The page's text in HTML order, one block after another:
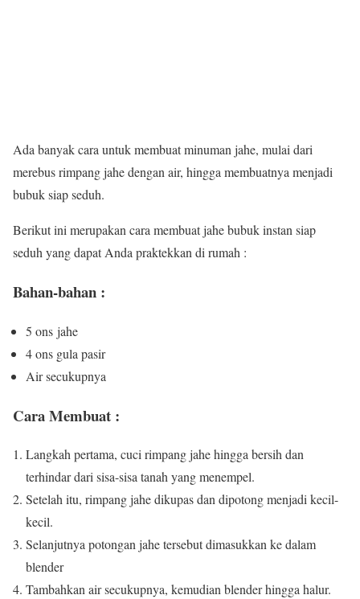
Ada banyak cara untuk membuat minuman jahe, mulai dari
merebus rimpang jahe dengan air, hingga membuatnya menjadi
bubuk siap seduh.
Berikut ini merupakan cara membuat jahe bubuk instan siap
seduh yang dapat Anda praktekkan di rumah :
Bahan-bahan :
5 ons jahe
4 ons gula pasir
Air secukupnya
Cara Membuat :
Langkah pertama, cuci rimpang jahe hingga bersih dan
terhindar dari sisa-sisa tanah yang menempel.
Setelah itu, rimpang jahe dikupas dan dipotong menjadi kecil-
kecil.
Selanjutnya potongan jahe tersebut dimasukkan ke dalam
blender
Tambahkan air secukupnya, kemudian blender hingga halur.